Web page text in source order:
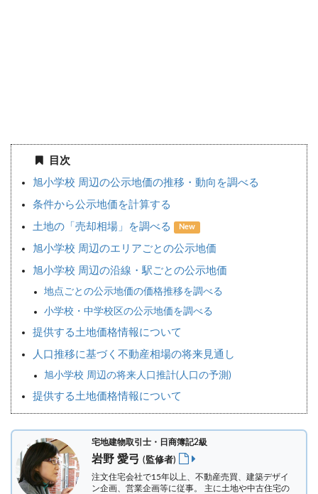
目次
旭小学校 周辺の公示地価の推移・動向を調べる
条件から公示地価を計算する
土地の「売却相場」を調べる New
旭小学校 周辺のエリアごとの公示地価
旭小学校 周辺の沿線・駅ごとの公示地価
地点ごとの公示地価の価格推移を調べる
小学校・中学校区の公示地価を調べる
提供する土地価格情報について
人口推移に基づく不動産相場の将来見通し
旭小学校 周辺の将来人口推計(人口の予測)
提供する土地価格情報について
宅地建物取引士・日商簿記2級
岩野 愛弓 (監修者)
注文住宅会社で15年以上、不動産売買、建築デザイ
ン企画、営業企画等に従事。 主に土地や中古住宅の